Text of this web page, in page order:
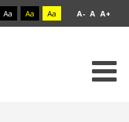
Aa Aa Aa A- A A+